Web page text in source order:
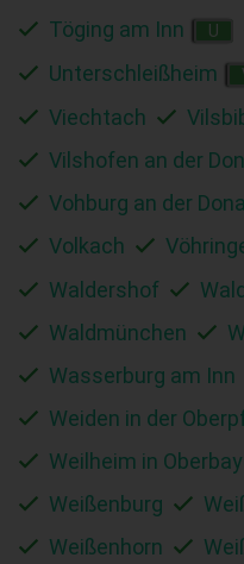
Töging am Inn
U
Unterschleißheim
Viechtach
Vilshofen an der
Vohburg an der
Volkach
Waldershof
Waldmünchen
Wasserburg am Inn
Weiden in der
Weilheim in
Weißenburg
Weißenhorn